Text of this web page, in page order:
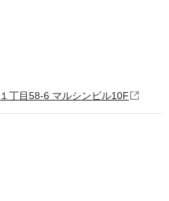
丁目58-6 マルシンビル10F